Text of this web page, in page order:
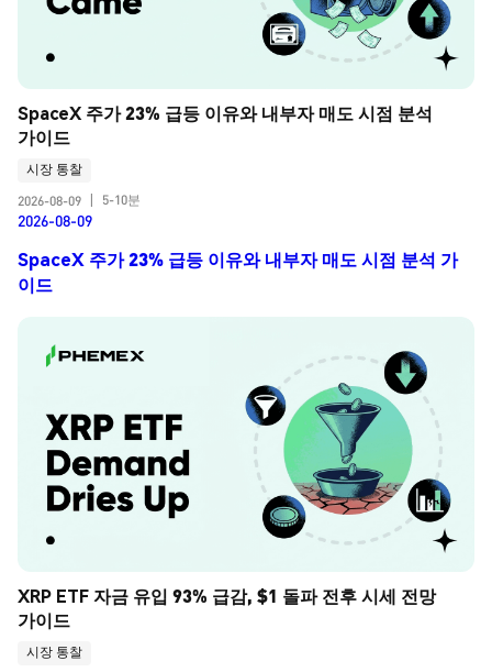
SpaceX 주가 23% 급등 이유와 내부자 매도 시점 분석
가이드
시장 통찰
2026-08-09
5-10분
2026-08-09
SpaceX 주가 23% 급등 이유와 내부자 매도 시점 분석 가
이드
XRP ETF 자금 유입 93% 급감, $1 돌파 전후 시세 전망
가이드
시장 통찰